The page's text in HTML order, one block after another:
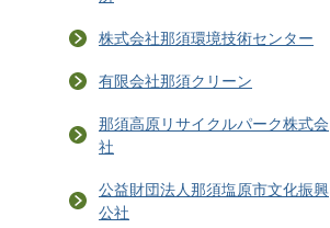
株式会社那須環境技術センター
有限会社那須クリーン
那須高原リサイクルパーク株式会
社
公益財団法人那須塩原市文化振興
公社